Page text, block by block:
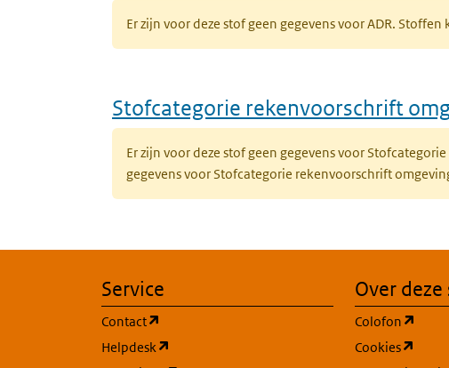
Er zijn voor deze stof geen gegevens voor ADR.
Stofcategorie rekenvoorschrift
Er zijn voor deze stof geen gegevens voor
gegevens voor Stofcategorie rekenvoorschrift
Service
Contact
Helpdesk
Over deze
Colofon
Cookies